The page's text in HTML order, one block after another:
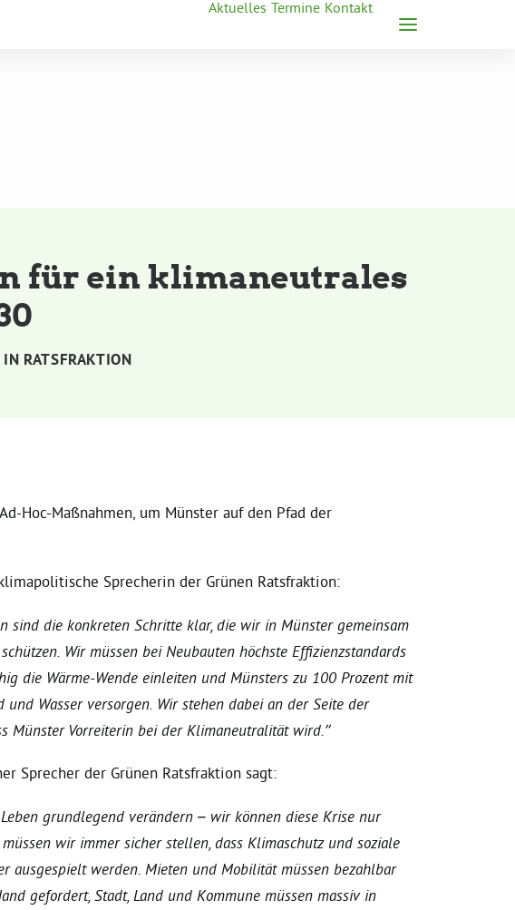
Aktuelles Termine Kontakt
für ein klimaneutrales
IN RATSFRAKTION
Hoc-Maßnahmen, um Münster auf den Pfad der
klimapolitische Sprecherin der Grünen Ratsfraktion:
sind die konkreten Schritte klar, die wir in Münster gemeinsam
Wir müssen bei Neubauten höchste Effizienzstandards
die Wärme-Wende einleiten und Münsters zu 100 Prozent mit
und Wasser versorgen. Wir stehen dabei an der Seite der
Münster Vorreiterin bei der Klimaneutralität wird.“
Sprecher der Grünen Ratsfraktion sagt:
grundlegend verändern – wir können diese Krise nur
wir immer sicher stellen, dass Klimaschutz und soziale
ausgespielt werden. Mieten und Mobilität müssen bezahlbar
gefordert, Stadt, Land und Kommune müssen massiv in